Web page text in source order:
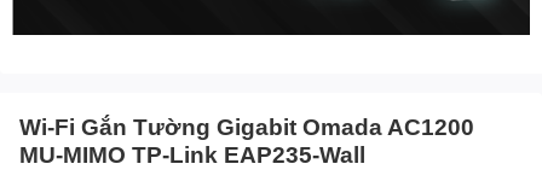
Wi-Fi Gắn Tường Gigabit Omada AC1200
MU-MIMO TP-Link EAP235-Wall